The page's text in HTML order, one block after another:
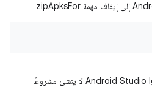
Android Studio Iguana | 2023.2.1 Canary 9 لا ينشئ مشروعًا